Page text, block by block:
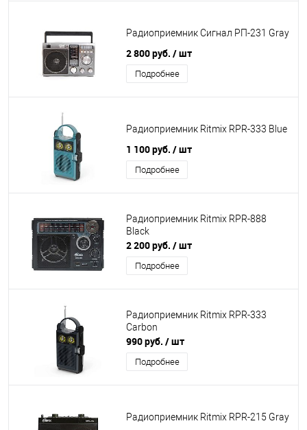
Радиоприемник Сигнал РП-231 Gray
2 800 руб. / шт
Подробнее
Радиоприемник Ritmix RPR-333 Blue
1 100 руб. / шт
Подробнее
Радиоприемник Ritmix RPR-888
Black
2 200 руб. / шт
Подробнее
Радиоприемник Ritmix RPR-333
Carbon
990 руб. / шт
Подробнее
Радиоприемник Ritmix RPR-215 Gray